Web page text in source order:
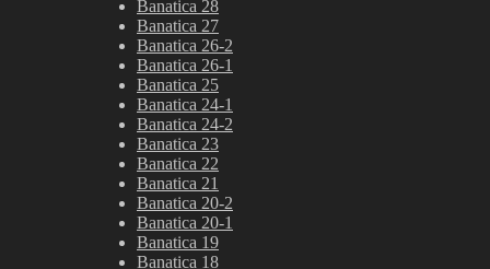
Banatica 28
Banatica 27
Banatica 26-2
Banatica 26-1
Banatica 25
Banatica 24-1
Banatica 24-2
Banatica 23
Banatica 22
Banatica 21
Banatica 20-2
Banatica 20-1
Banatica 19
Banatica 18